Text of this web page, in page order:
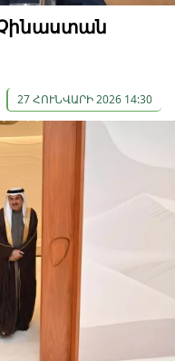
Չինաստան
27 ՀՈՒՆՎԱՐԻ 2026 14:30